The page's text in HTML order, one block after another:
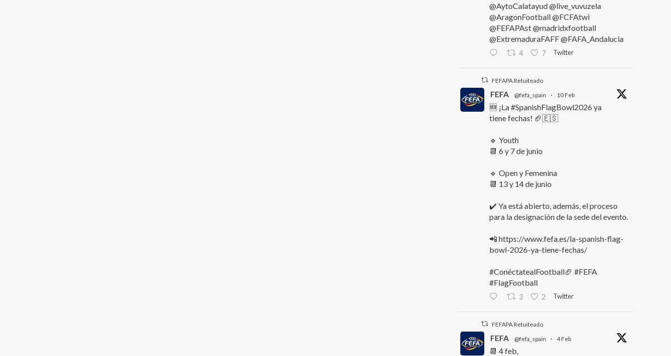
@AytoCalatayud @live_vuvuzela
@AragonFootball @FCFAtwi
@FEFAPAst @madridxfootball
@ExtremaduraFAFF @FAFA_Andalucia
4 7 Twitter
FEFAPA Retuiteado
FEFA @fefa_spain · 10 Feb
🆕 ¡La #SpanishFlagBowl2026 ya
tiene fechas! 🏈🇪🇸
🔹 Youth
📆 6 y 7 de junio
🔹 Open y Femenina
📆 13 y 14 de junio
✔️ Ya está abierto, además, el proceso
para la designación de la sede del evento.
📲 https://www.fefa.es/la-spanish-flag-
bowl-2026-ya-tiene-fechas/
#ConéctatealFootball🏈 #FEFA
#FlagFootball
3 2 Twitter
FEFAPA Retuiteado
FEFA @fefa_spain · 4 Feb
📆 4 feb,